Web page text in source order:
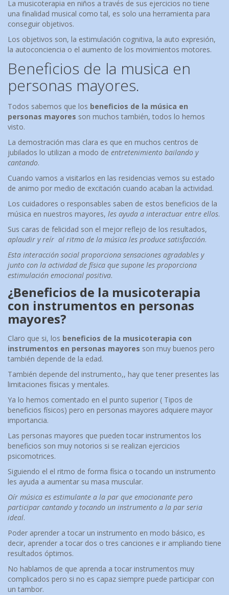
La musicoterapia en niños a través de sus ejercicios no tiene
una finalidad musical como tal, es solo una herramienta para
conseguir objetivos.
Los objetivos son, la estimulación cognitiva, la auto expresión,
la autoconciencia o el aumento de los movimientos motores.
Beneficios de la musica en
personas mayores.
Todos sabemos que los beneficios de la música en
personas mayores son muchos también, todos lo hemos
visto.
La demostración mas clara es que en muchos centros de
jubilados lo utilizan a modo de entretenimiento bailando y
cantando.
Cuando vamos a visitarlos en las residencias vemos su estado
de animo por medio de excitación cuando acaban la actividad.
Los cuidadores o responsables saben de estos beneficios de la
música en nuestros mayores, les ayuda a interactuar entre ellos.
Sus caras de felicidad son el mejor reflejo de los resultados,
aplaudir y reír al ritmo de la música les produce satisfacción.
Esta interacción social proporciona sensaciones agradables y
junto con la actividad de física que supone les proporciona
estimulación emocional positiva.
¿Beneficios de la musicoterapia
con instrumentos en personas
mayores?
Claro que si, los beneficios de la musicoterapia con
instrumentos en personas mayores son muy buenos pero
también depende de la edad.
También depende del instrumento,, hay que tener presentes las
limitaciones físicas y mentales.
Ya lo hemos comentado en el punto superior ( Tipos de
beneficios físicos) pero en personas mayores adquiere mayor
importancia.
Las personas mayores que pueden tocar instrumentos los
beneficios son muy notorios si se realizan ejercicios
psicomotrices.
Siguiendo el el ritmo de forma física o tocando un instrumento
les ayuda a aumentar su masa muscular.
Oír música es estimulante a la par que emocionante pero
participar cantando y tocando un instrumento a la par seria
ideal.
Poder aprender a tocar un instrumento en modo básico, es
decir, aprender a tocar dos o tres canciones e ir ampliando tiene
resultados óptimos.
No hablamos de que aprenda a tocar instrumentos muy
complicados pero si no es capaz siempre puede participar con
un tambor.